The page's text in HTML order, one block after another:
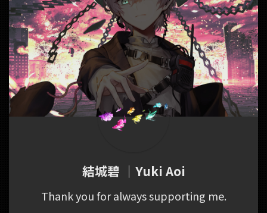
結城碧 ｜Yuki Aoi
Thank you for always supporting me.